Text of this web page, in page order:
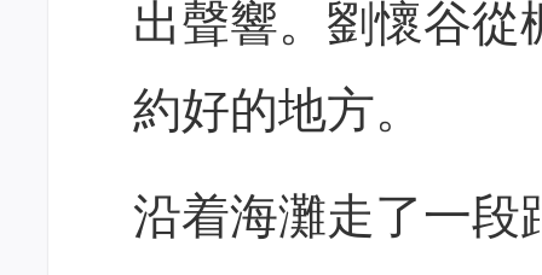
出聲響。劉懷谷從
約好的地方。
沿着海灘走了一段